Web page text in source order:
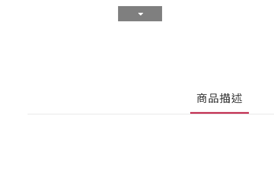
商品描述